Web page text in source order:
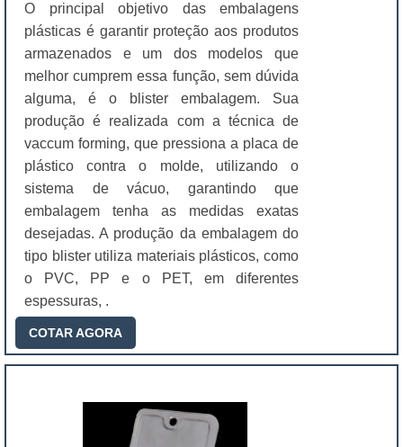
O principal objetivo das embalagens
plásticas é garantir proteção aos produtos
armazenados e um dos modelos que
melhor cumprem essa função, sem dúvida
alguma, é o blister embalagem. Sua
produção é realizada com a técnica de
vaccum forming, que pressiona a placa de
plástico contra o molde, utilizando o
sistema de vácuo, garantindo que
embalagem tenha as medidas exatas
desejadas. A produção da embalagem do
tipo blister utiliza materiais plásticos, como
o PVC, PP e o PET, em diferentes
espessuras, .
COTAR AGORA